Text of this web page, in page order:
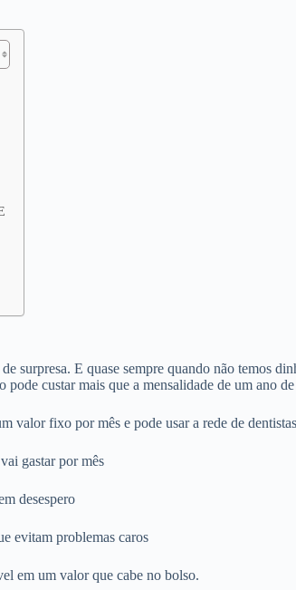
surpresa. E quase sempre quando não temos
pode custar mais que a mensalidade de um ano
valor fixo por mês e pode usar a rede de
gastar por mês
desespero
evitam problemas caros
em um valor que cabe no bolso.